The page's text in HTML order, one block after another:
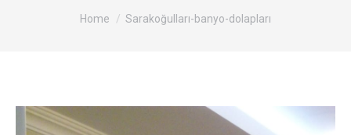
You are here:
Home Sarakoğulları-banyo-dolapları